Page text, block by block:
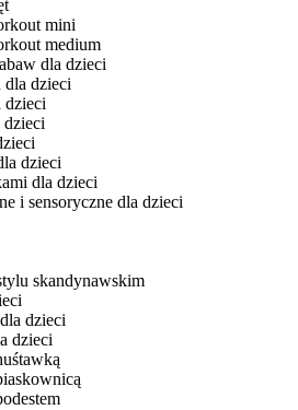
mini
medium
dla dzieci
dzieci
dzieci
dzieci
dzieci
dla dzieci
i sensoryczne dla dzieci
skandynawskim
dzieci
dzieci